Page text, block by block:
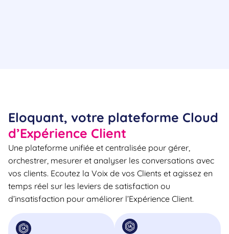
Eloquant, votre plateforme Cloud
d’Expérience Client
Une plateforme unifiée et centralisée pour gérer,
orchestrer, mesurer et analyser les conversations avec
vos clients. Ecoutez la Voix de vos Clients et agissez en
temps réel sur les leviers de satisfaction ou
d’insatisfaction pour améliorer l’Expérience Client.